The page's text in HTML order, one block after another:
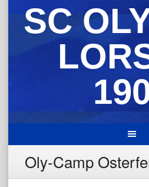
SC
Oly-Camp